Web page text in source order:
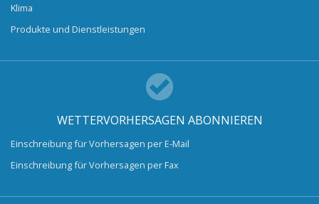
Klima
Produkte und Dienstleistungen
WETTERVORHERSAGEN ABONNIEREN
Einschreibung für Vorhersagen per E-Mail
Einschreibung für Vorhersagen per Fax